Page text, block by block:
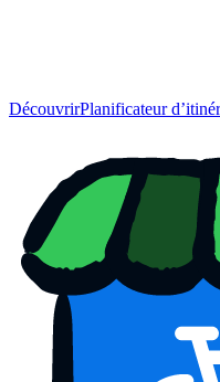
DécouvrirPlanificateur